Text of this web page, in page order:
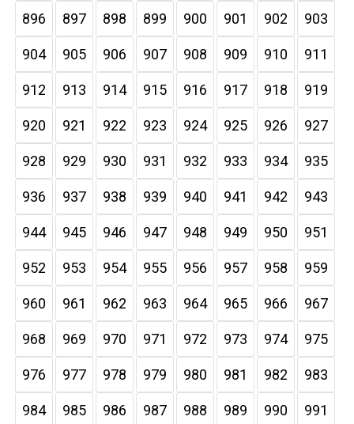
896 897 898 899 900 901 902 903
904 905 906 907 908 909 910 911
912 913 914 915 916 917 918 919
920 921 922 923 924 925 926 927
928 929 930 931 932 933 934 935
936 937 938 939 940 941 942 943
944 945 946 947 948 949 950 951
952 953 954 955 956 957 958 959
960 961 962 963 964 965 966 967
968 969 970 971 972 973 974 975
976 977 978 979 980 981 982 983
984 985 986 987 988 989 990 991